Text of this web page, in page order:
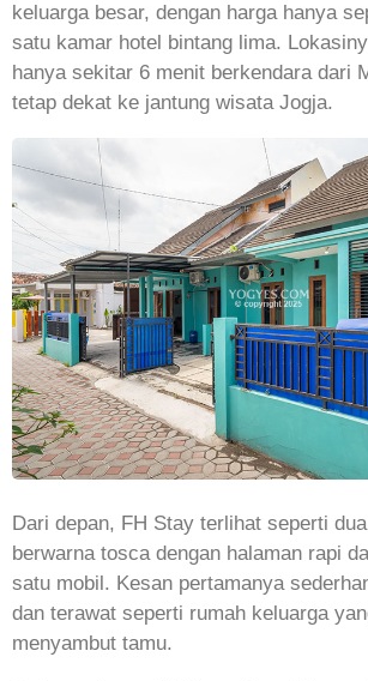
keluarga besar, dengan harga hanya
satu kamar hotel bintang lima.
hanya sekitar 6 menit berkendara dari
tetap dekat ke jantung wisata Jogja.
Dari depan, FH Stay terlihat seperti
berwarna tosca dengan halaman rapi
satu mobil. Kesan pertamanya
dan terawat seperti rumah keluarga
menyambut tamu.